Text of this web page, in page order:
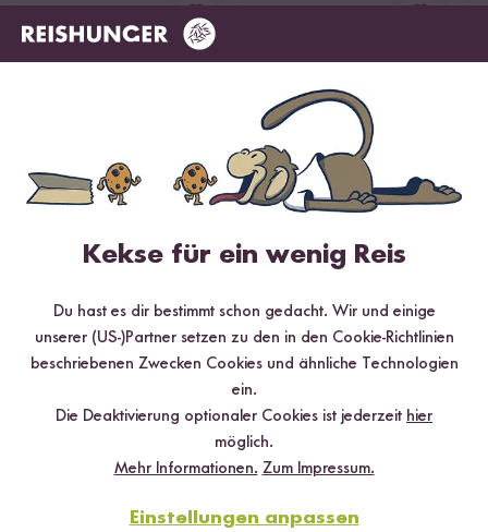
Loading...
Basis Reiskocher
Vollkorn Bio Jasmin
ab CHF 6.30 CHF 10.50 / kg
Empfohlene Produkte
Kekse für ein wenig Reis
Du hast es dir bestimmt schon gedacht. Wir und einige
unserer (US-)Partner setzen zu den in den Cookie-Richtlinien
beschriebenen Zwecken Cookies und ähnliche Technologien
ein.
Die Deaktivierung optionaler Cookies ist jederzeit hier
möglich.
Mehr Informationen. Zum Impressum.
Einstellungen anpassen